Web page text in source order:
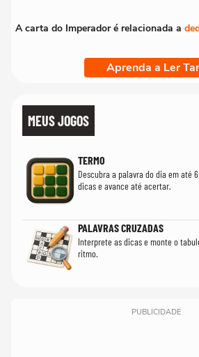
A carta do Imperador é relacionada a
Aprenda a Ler
MEUS JOGOS
TERMO
Descubra a palavra do dia em até
dicas e avance até acertar.
PALAVRAS CRUZADAS
Interprete as dicas e monte o
ritmo.
PUBLICIDADE